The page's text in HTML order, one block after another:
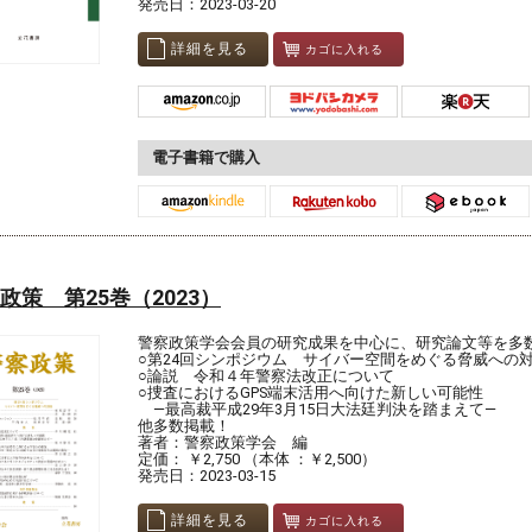
発売日：2023-03-20
詳細を見る カゴに入れる
電子書籍で購入
策 第25巻（2023）
警察政策学会会員の研究成果を中心に、研究論文等を多
○第24回シンポジウム サイバー空間をめぐる脅威への
○論説 令和４年警察法改正について
○捜査におけるGPS端末活用へ向けた新しい可能性
―最高裁平成29年3月15日大法廷判決を踏まえて―
他多数掲載！
著者：警察政策学会 編
定価： ￥2,750 （本体 ：￥2,500）
発売日：2023-03-15
詳細を見る カゴに入れる